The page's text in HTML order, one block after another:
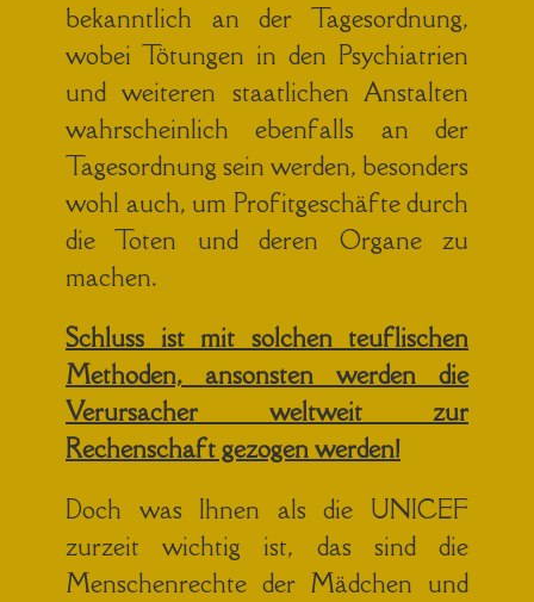
bekanntlich an der Tagesordnung,
wobei Tötungen in den Psychiatrien
und weiteren staatlichen Anstalten
wahrscheinlich ebenfalls an der
Tagesordnung sein werden, besonders
wohl auch, um Profitgeschäfte durch
die Toten und deren Organe zu
machen.
Schluss ist mit solchen teuflischen
Methoden, ansonsten werden die
Verursacher weltweit zur
Rechenschaft gezogen werden!
Doch was Ihnen als die UNICEF
zurzeit wichtig ist, das sind die
Menschenrechte der Mädchen und